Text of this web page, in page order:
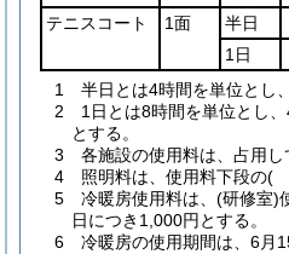
テニスコート
1面 半日
1日
1 半日とは4時間を単位とし
2 1日とは8時間を単位とし、
とする。
3 各施設の使用料は、占用し
4 照明料は、使用料下段の( )
5 冷暖房使用料は、(研修室)
日につき1,000円とする。
6 冷暖房の使用期間は、6月